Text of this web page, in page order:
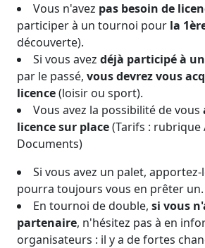
Vous n'avez pas besoin de
participer à un tournoi pour la
découverte).
Si vous avez déjà participé à
par le passé, vous devrez vous
licence(loisir ou sport).
Vous avez la possibilité de vous
licence sur place(Tarifs : rubrique
Documents)
Si vous avez un palet,
pourra toujours vous en prêter un.
En tournoi de double, si vous
partenaire, n'hésitez pas à en
organisateurs : il y a de fortes